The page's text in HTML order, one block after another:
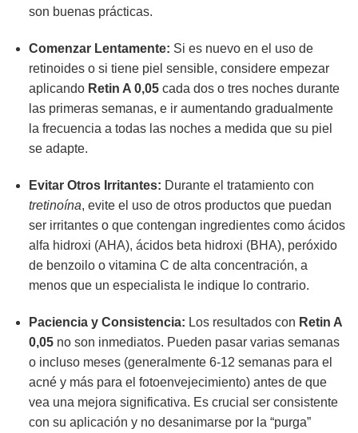
son buenas prácticas.
Comenzar Lentamente: Si es nuevo en el uso de
retinoides o si tiene piel sensible, considere empezar
aplicando Retin A 0,05cada dos o tres noches durante
las primeras semanas, e ir aumentando gradualmente
la frecuencia a todas las noches a medida que su piel
se adapte.
Evitar Otros Irritantes: Durante el tratamiento con
tretinoína, evite el uso de otros productos que puedan
ser irritantes o que contengan ingredientes como ácidos
alfa hidroxi (AHA), ácidos beta hidroxi (BHA), peróxido
de benzoilo o vitamina C de alta concentración, a
menos que un especialista le indique lo contrario.
Paciencia y Consistencia: Los resultados con Retin A
0,05no son inmediatos. Pueden pasar varias semanas
o incluso meses (generalmente 6-12 semanas para el
acné y más para el fotoenvejecimiento) antes de que
vea una mejora significativa. Es crucial ser consistente
con su aplicación y no desanimarse por la “purga”